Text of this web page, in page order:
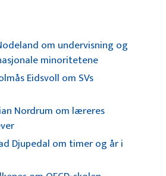
om undervisning og
minoritetene
Eidsvoll om SVs
Nordrum om læreres
Djupedal om timer og år i